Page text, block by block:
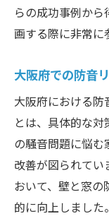
らの成功事例か
画する際に非常に
大阪府での防音
大阪府における
とは、具体的な
の騒音問題に悩
改善が図られてい
おいて、壁と窓
的に向上しまし